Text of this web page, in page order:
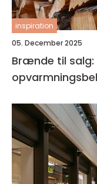
inspiration
05. December 2025
Brænde til